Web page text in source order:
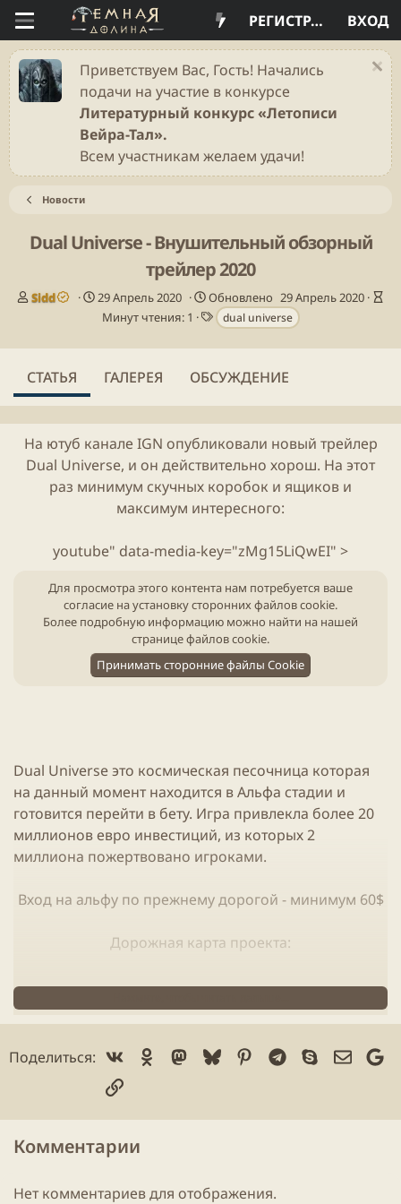
ВХОД
РЕГИСТРАЦИЯ
Приветствуем Вас, Гость! Начались
подачи на участие в конкурсе
Литературный конкурс «Летописи
Вейра-Тал».
Всем участникам желаем удачи!
Новости
Dual Universe - Внушительный обзорный
трейлер 2020
А
о
Sidd
Д
а
к
а
ц
29 Апрель 2020 Обновлено 29 Апрель 2020
В
м
Минут чтения: 1
Т
е
г
dual universe
СТАТЬЯ ГАЛЕРЕЯ ОБСУЖДЕНИЕ
На ютуб канале IGN опубликовали новый трейлер
Dual Universe, и он действительно хорош. На этот
раз минимум скучных коробок и ящиков и
максимум интересного:
youtube" data-media-key="zMg15LiQwEI" >
Для просмотра этого контента нам потребуется ваше
согласие на установку сторонних файлов cookie.
Более подробную информацию можно найти на нашей
странице файлов cookie.
Принимать сторонние файлы Cookie
Dual Universeэто космическая песочница которая
на данный момент находится в Альфа стадии и
готовится перейти в бету. Игра привлекла более 20
миллионов евро инвестиций, из которых 2
миллиона пожертвовано игроками.
Вход на альфу по прежнему дорогой - минимум 60$
Дорожная карта проекта:
Поделиться: Vk Ok Mastodon
BlueskyPinterest
Telegram
Skype
Ссылка
Комментарии
Нет комментариев для отображения.